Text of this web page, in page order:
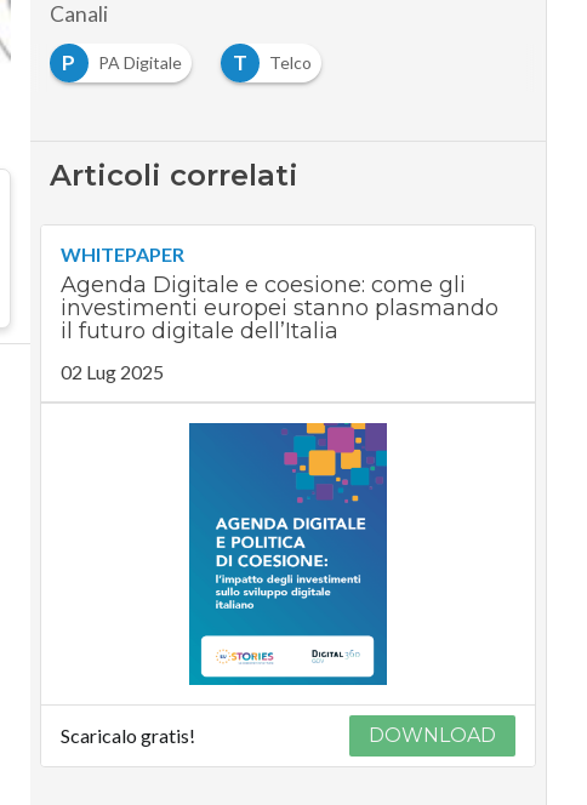
Canali
P
PA Digitale T Telco
Articoli correlati
WHITEPAPER
Agenda Digitale e coesione: come gli
investimenti europei stanno plasmando
il futuro digitale dell’Italia
02 Lug 2025
Scaricalo gratis! DOWNLOAD